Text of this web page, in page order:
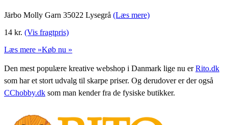
Järbo Molly Garn 35022 Lysegrå (Læs mere)
14 kr. (Vis fragtpris)
Læs mere »Køb nu »
Den mest populære kreative webshop i Danmark lige nu erRito.dk
som har et stort udvalg til skarpe priser. Og derudover er der også
CChobby.dk som man kender fra de fysiske butikker.